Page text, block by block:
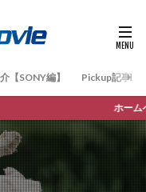
【SONY編】 Pickup記事
会社案内動画を制作いたします